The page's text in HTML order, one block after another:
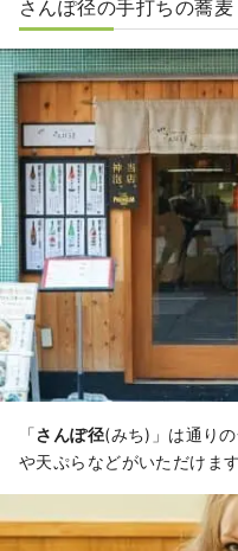
さんぽ径の手打ちの蕎麦
「さんぽ径(みち)」は通り
や天ぷらなどがいただけます